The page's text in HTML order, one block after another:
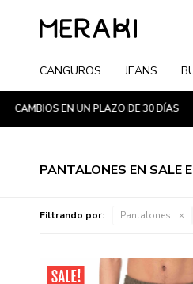
CANGUROS JEANS
CAMBIOS EN UN PLAZO DE 30 DÍAS
PANTALONES EN SALE
Filtrando por: Pantalones